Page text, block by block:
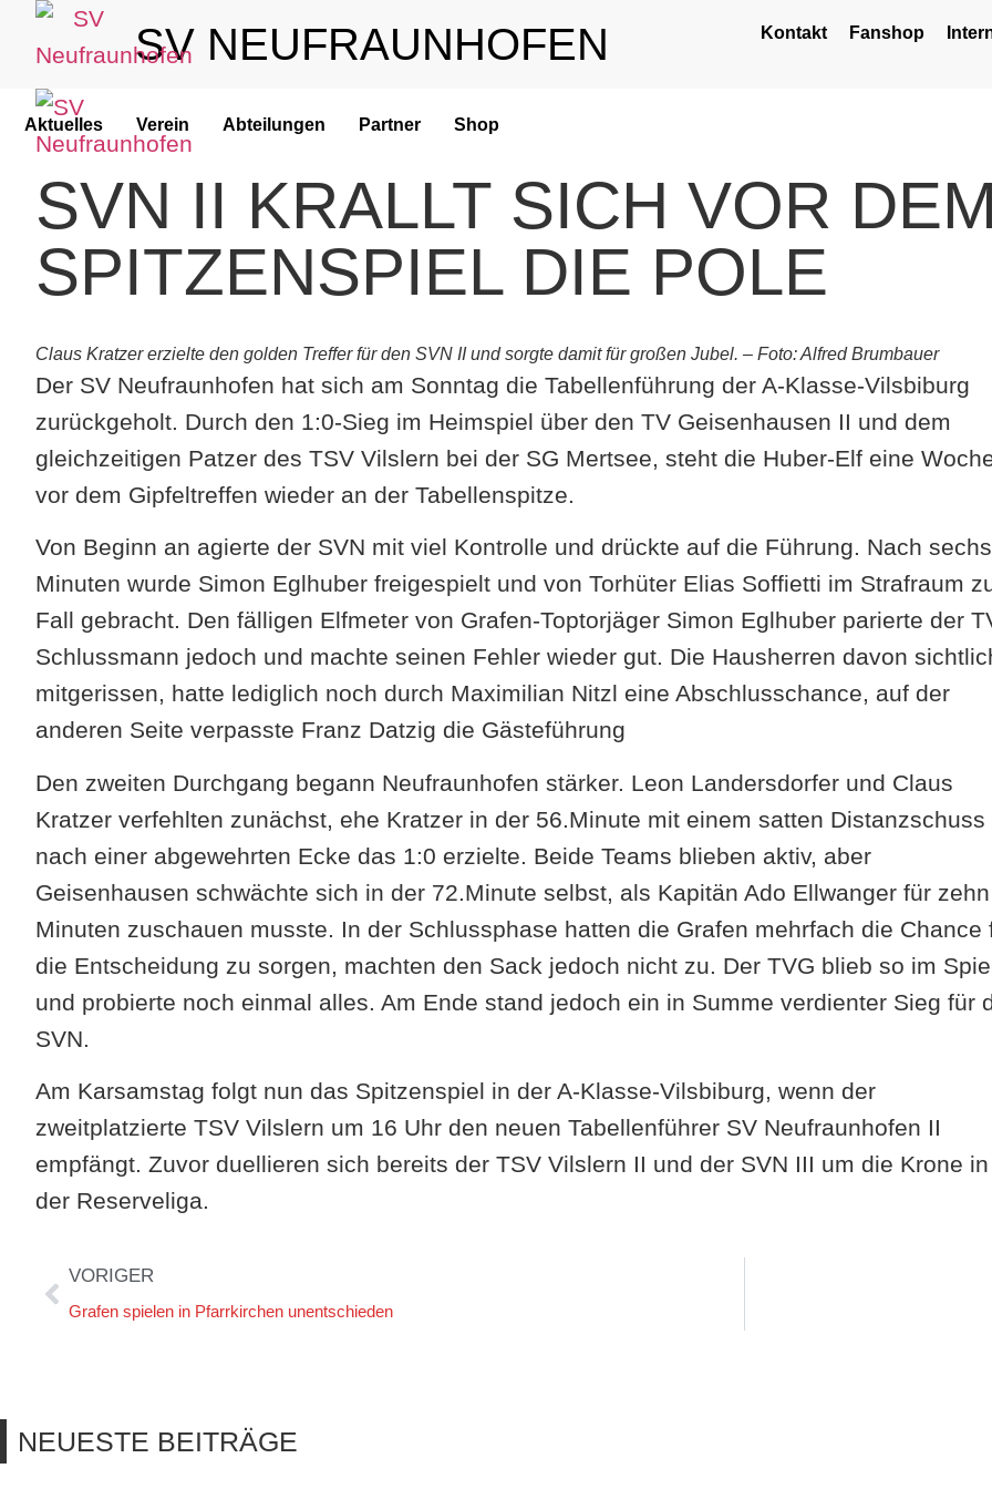
SV NEUFRAUNHOFEN Kontakt Fanshop
Aktuelles Verein Abteilungen Partner Shop
SVN II KRALLT SICH VOR DEM
SPITZENSPIEL DIE POLE
Claus Kratzer erzielte den golden Treffer für den SVN II und sorgte damit für großen Jubel. – Foto: Alfred Brumbauer
Der SV Neufraunhofen hat sich am Sonntag die Tabellenführung der A-Klasse-Vilsbiburg
zurückgeholt. Durch den 1:0-Sieg im Heimspiel über den TV Geisenhausen II und dem
gleichzeitigen Patzer des TSV Vilslern bei der SG Mertsee, steht die Huber-Elf eine
vor dem Gipfeltreffen wieder an der Tabellenspitze.
Von Beginn an agierte der SVN mit viel Kontrolle und drückte auf die Führung. Nach sechs
Minuten wurde Simon Eglhuber freigespielt und von Torhüter Elias Soffietti im Strafraum
Fall gebracht. Den fälligen Elfmeter von Grafen-Toptorjäger Simon Eglhuber parierte der
Schlussmann jedoch und machte seinen Fehler wieder gut. Die Hausherren davon
mitgerissen, hatte lediglich noch durch Maximilian Nitzl eine Abschlusschance, auf der
anderen Seite verpasste Franz Datzig die Gästeführung
Den zweiten Durchgang begann Neufraunhofen stärker. Leon Landersdorfer und Claus
Kratzer verfehlten zunächst, ehe Kratzer in der 56.Minute mit einem satten Distanzschuss
nach einer abgewehrten Ecke das 1:0 erzielte. Beide Teams blieben aktiv, aber
Geisenhausen schwächte sich in der 72.Minute selbst, als Kapitän Ado Ellwanger für zehn
Minuten zuschauen musste. In der Schlussphase hatten die Grafen mehrfach die Chance
die Entscheidung zu sorgen, machten den Sack jedoch nicht zu. Der TVG blieb so im
und probierte noch einmal alles. Am Ende stand jedoch ein in Summe verdienter Sieg für
SVN.
Am Karsamstag folgt nun das Spitzenspiel in der A-Klasse-Vilsbiburg, wenn der
zweitplatzierte TSV Vilslern um 16 Uhr den neuen Tabellenführer SV Neufraunhofen II
empfängt. Zuvor duellieren sich bereits der TSV Vilslern II und der SVN III um die Krone in
der Reserveliga.
VORIGER
Grafen spielen in Pfarrkirchen unentschieden
NEUESTE BEITRÄGE